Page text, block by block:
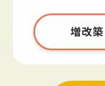
増改